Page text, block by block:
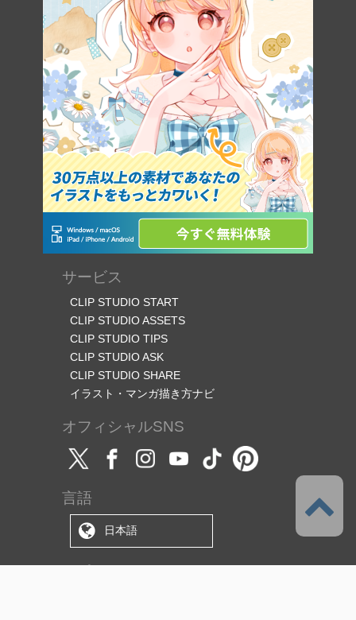
サービス
CLIP STUDIO START
CLIP STUDIO ASSETS
CLIP STUDIO TIPS
CLIP STUDIO ASK
CLIP STUDIO SHARE
イラスト・マンガ描き方ナビ
オフィシャルSNS
言語
日本語